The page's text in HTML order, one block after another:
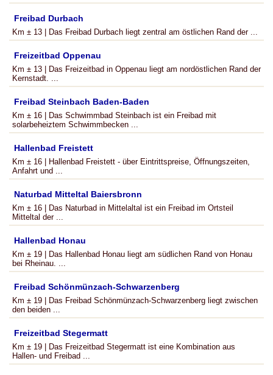
Freibad Durbach
Km ± 13 | Das Freibad Durbach liegt zentral am östlichen Rand der ...
Freizeitbad Oppenau
Km ± 13 | Das Freizeitbad in Oppenau liegt am nordöstlichen Rand der
Kernstadt. ...
Freibad Steinbach Baden-Baden
Km ± 16 | Das Schwimmbad Steinbach ist ein Freibad mit
solarbeheiztem Schwimmbecken ...
Hallenbad Freistett
Km ± 16 | Hallenbad Freistett - über Eintrittspreise, Öffnungszeiten,
Anfahrt und ...
Naturbad Mitteltal Baiersbronn
Km ± 16 | Das Naturbad in Mittelaltal ist ein Freibad im Ortsteil
Mitteltal der ...
Hallenbad Honau
Km ± 19 | Das Hallenbad Honau liegt am südlichen Rand von Honau
bei Rheinau. ...
Freibad Schönmünzach-Schwarzenberg
Km ± 19 | Das Freibad Schönmünzach-Schwarzenberg liegt zwischen
den beiden ...
Freizeitbad Stegermatt
Km ± 19 | Das Freizeitbad Stegermatt ist eine Kombination aus
Hallen- und Freibad ...